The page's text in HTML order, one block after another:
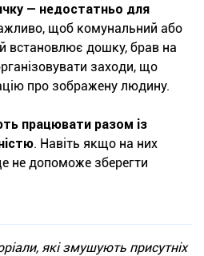
— недостатньо для
щоб комунальний або
встановлює дошку, брав на
заходи, що
про зображену людину.
працювати разом із
. Навіть якщо на них
не допоможе зберегти
які змушують присутніх